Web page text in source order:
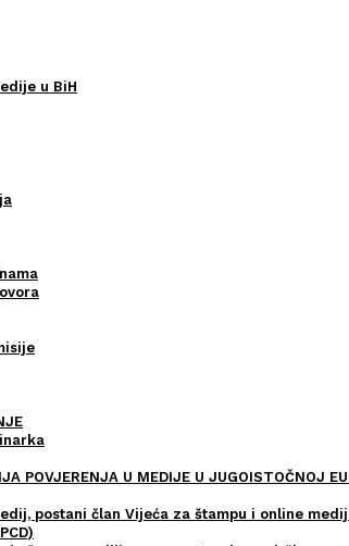
u BiH
POVJERENJA U MEDIJE U JUGOISTOČNOJ
postani član Vijeća za štampu i online